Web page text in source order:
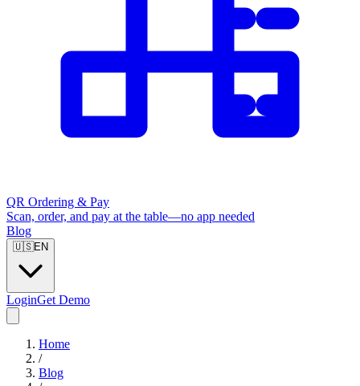
QR Ordering & Pay
Scan, order, and pay at the table—no app needed
Blog
🇺🇸EN
LoginGet Demo
Home
/
Blog